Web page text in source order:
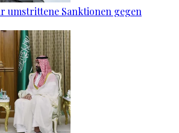
umstrittene Sanktionen gegen